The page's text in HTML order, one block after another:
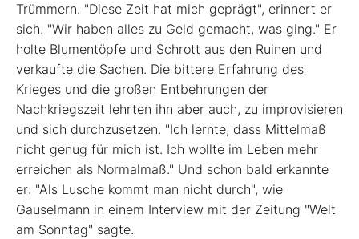
Trümmern. "Diese Zeit hat mich geprägt", erinnert er
sich. "Wir haben alles zu Geld gemacht, was ging." Er
holte Blumentöpfe und Schrott aus den Ruinen und
verkaufte die Sachen. Die bittere Erfahrung des
Krieges und die großen Entbehrungen der
Nachkriegszeit lehrten ihn aber auch, zu improvisieren
und sich durchzusetzen. "Ich lernte, dass Mittelmaß
nicht genug für mich ist. Ich wollte im Leben mehr
erreichen als Normalmaß." Und schon bald erkannte
er: "Als Lusche kommt man nicht durch", wie
Gauselmann in einem Interview mit der Zeitung "Welt
am Sonntag" sagte.